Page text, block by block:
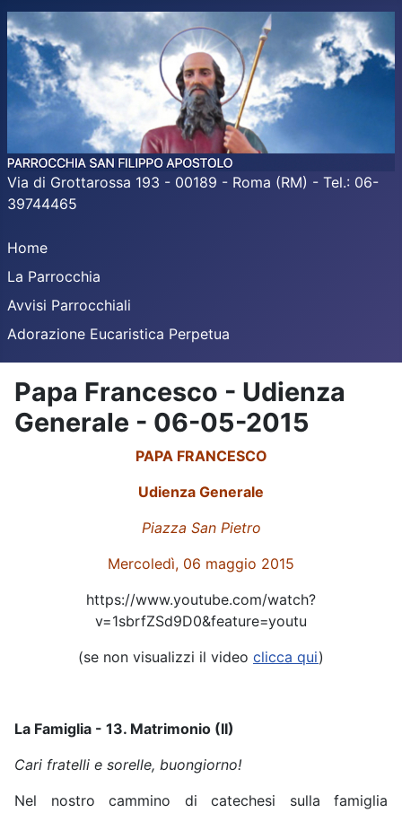
Via di Grottarossa 193 - 00189 - Roma (RM) - Tel.: 06-
39744465
Home
La Parrocchia
Avvisi Parrocchiali
Adorazione Eucaristica Perpetua
Papa Francesco - Udienza
Generale - 06-05-2015
PAPA FRANCESCO
Udienza Generale
Piazza San Pietro
Mercoledì, 06 maggio 2015
https://www.youtube.com/watch?
v=1sbrfZSd9D0&feature=youtu
(se non visualizzi il video clicca qui)
La Famiglia - 13. Matrimonio (II)
Cari fratelli e sorelle, buongiorno!
Nel nostro cammino di catechesi sulla famiglia